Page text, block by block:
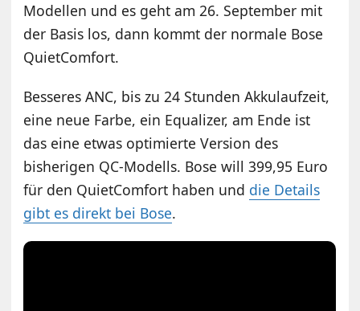
Modellen und es geht am 26. September mit
der Basis los, dann kommt der normale Bose
QuietComfort.
Besseres ANC, bis zu 24 Stunden Akkulaufzeit,
eine neue Farbe, ein Equalizer, am Ende ist
das eine etwas optimierte Version des
bisherigen QC-Modells. Bose will 399,95 Euro
für den QuietComfort haben und die Details
gibt es direkt bei Bose.